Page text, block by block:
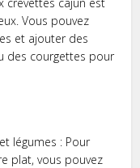
Vous pouvez
et ajouter des
des courgettes pour
légumes : Pour
plat, vous pouvez